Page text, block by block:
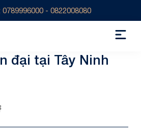
- 0822008080
đại tại Tây Ninh